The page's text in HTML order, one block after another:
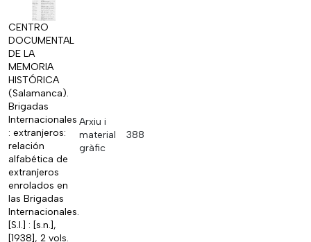
CENTRO
DOCUMENTAL
DE LA
MEMORIA
HISTÓRICA
(Salamanca).
Brigadas
Internacionales
: extranjeros:
relación
alfabética de
extranjeros
enrolados en
las Brigadas
Internacionales.
[S.l.] : [s.n.],
[1938], 2 vols.
Arxiu i
material
gràfic
388